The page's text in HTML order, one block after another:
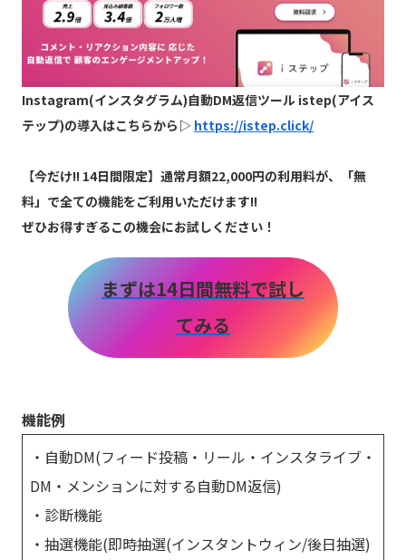
Instagram(インスタグラム)自動DM返信ツール istep(アイス
テップ)の導入はこちらから▷ https://istep.click/
【今だけ!! 14日間限定】通常月額22,000円の利用料が、「無
料」で全ての機能をご利用いただけます!!
ぜひお得すぎるこの機会にお試しください！
まずは14日間無料で試し
てみる
機能例
・自動DM(フィード投稿・リール・インスタライブ・
DM・メンションに対する自動DM返信)
・診断機能
・抽選機能(即時抽選(インスタントウィン/後日抽選)